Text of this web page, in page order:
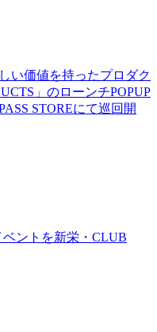
い価値を持ったプロダク
」のローンチPOPUP
STOREにて巡回開
ントを新栄・CLUB